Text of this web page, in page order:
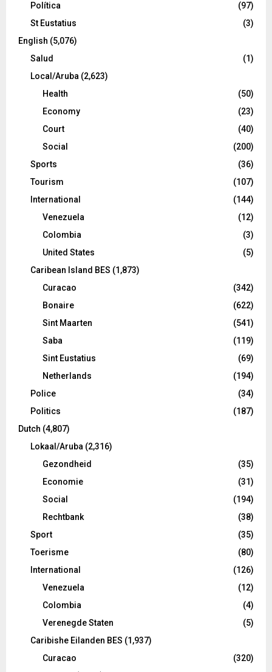
Política
(97)
St Eustatius
(3)
English (5,076)
Salud
(1)
Local/Aruba (2,623)
Health
(50)
Economy
(23)
Court
(40)
Social
(200)
Sports
(36)
Tourism
(107)
International
(144)
Venezuela
(12)
Colombia
(3)
United States
(5)
Caribean Island BES (1,873)
Curacao
(342)
Bonaire
(622)
Sint Maarten
(541)
Saba
(119)
Sint Eustatius
(69)
Netherlands
(194)
Police
(34)
Politics
(187)
Dutch (4,807)
Lokaal/Aruba (2,316)
Gezondheid
(35)
Economie
(31)
Social
(194)
Rechtbank
(38)
Sport
(35)
Toerisme
(80)
International
(126)
Venezuela
(12)
Colombia
(4)
Verenegde Staten
(5)
Caribishe Eilanden BES (1,937)
Curacao
(320)